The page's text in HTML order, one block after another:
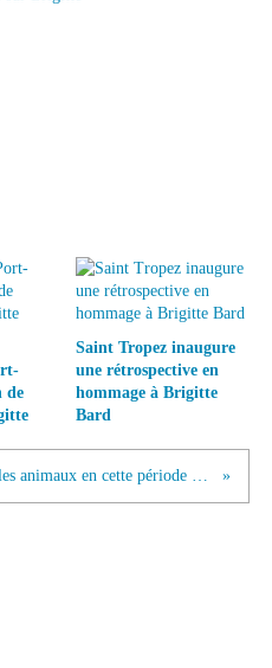
de
Saint Tropez inaugure
une rétrospective en
hommage à Brigitte
Bard
Pensons à nos amis les animaux en cette période de fête...